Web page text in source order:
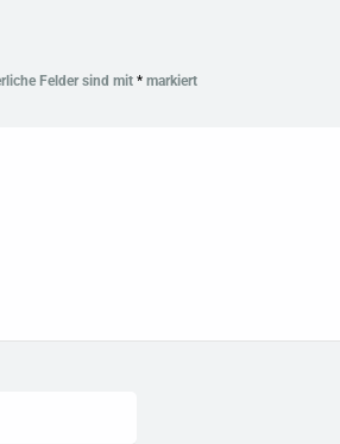
Felder sind mit * markiert